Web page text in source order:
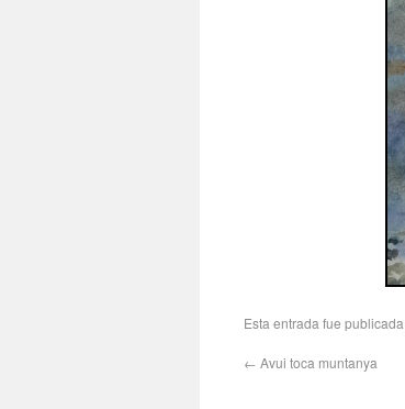
Esta entrada fue
← Avui toca muntanya